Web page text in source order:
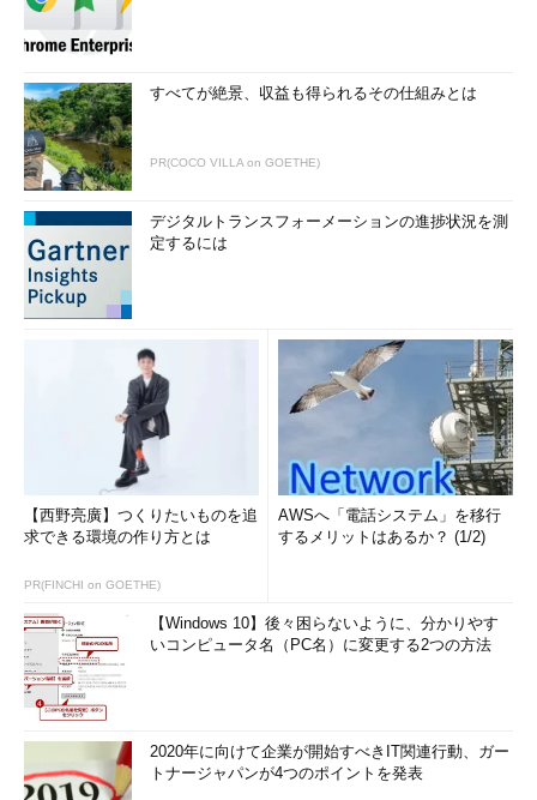
すべてが絶景、収益も得られるその仕組みとは
PR(COCO VILLA on GOETHE)
デジタルトランスフォーメーションの進捗状況を測
定するには
【西野亮廣】つくりたいものを追
求できる環境の作り方とは
PR(FINCHI on GOETHE)
AWSへ「電話システム」を移行
するメリットはあるか？ (1/2)
【Windows 10】後々困らないように、分かりやす
いコンピュータ名（PC名）に変更する2つの方法
2020年に向けて企業が開始すべきIT関連行動、ガー
トナージャパンが4つのポイントを発表